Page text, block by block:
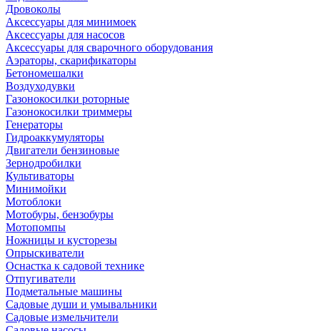
Дровоколы
Аксессуары для минимоек
Аксессуары для насосов
Аксессуары для сварочного оборудования
Аэраторы, скарификаторы
Бетономешалки
Воздуходувки
Газонокосилки роторные
Газонокосилки триммеры
Генераторы
Гидроаккумуляторы
Двигатели бензиновые
Зернодробилки
Культиваторы
Минимойки
Мотоблоки
Мотобуры, бензобуры
Мотопомпы
Ножницы и кусторезы
Опрыскиватели
Оснастка к садовой технике
Отпугиватели
Подметальные машины
Садовые души и умывальники
Садовые измельчители